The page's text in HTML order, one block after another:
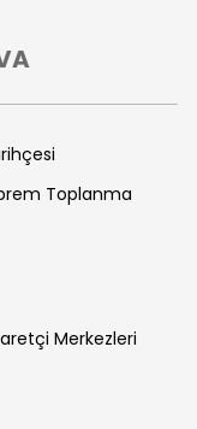
Toplanma
Merkezleri